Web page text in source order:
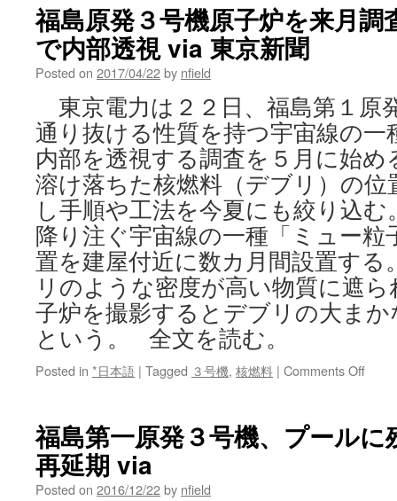
福島原発３号機原子炉を来月
で内部透視 via 東京新聞
Posted on 2017/04/22by nfield
東京電力は２２日、福島第１原
通り抜ける性質を持つ宇宙線の一
内部を透視する調査を５月に始
溶け落ちた核燃料（デブリ）の
し手順や工法を今夏にも絞り込
降り注ぐ宇宙線の一種「ミュー粒
置を建屋付近に数カ月間設置す
リのような密度が高い物質に遮
子炉を撮影するとデブリの大ま
という。 全文を読む。
Posted in *日本語 | Tagged ３号機, 核燃料 | Comments Offon
発
福島第一原発３号機、プール
再延期 via
Posted on 2016/12/22by nfield